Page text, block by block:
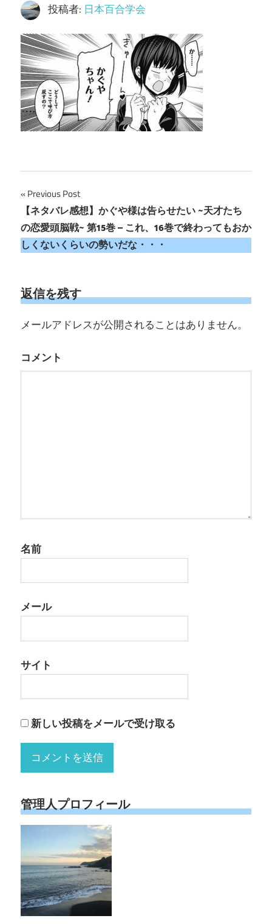
投稿者: 日本百合学会
投
稿
ナ
ゲ
ー
ョ
Previous Post
【ネタバレ感想】かぐや様は告らせたい ~天才たち
の恋愛頭脳戦~ 第15巻 – これ、16巻で終わってもおか
しくないくらいの勢いだな・・・
返信を残す
メールアドレスが公開されることはありません。
コメント
名前
メール
サイト
新しい投稿をメールで受け取る
管理人プロフィール